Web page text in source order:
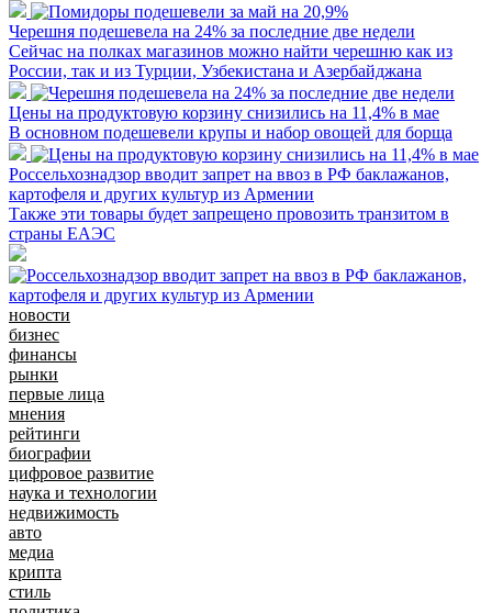
Черешня подешевела на 24% за последние две недели
Сейчас на полках магазинов можно найти черешню как из
России, так и из Турции, Узбекистана и Азербайджана
Цены на продуктовую корзину снизились на 11,4% в мае
В основном подешевели крупы и набор овощей для борща
Россельхознадзор вводит запрет на ввоз в РФ баклажанов,
картофеля и других культур из Армении
Также эти товары будет запрещено провозить транзитом в
страны ЕАЭС
новости
бизнес
финансы
рынки
первые лица
мнения
рейтинги
биографии
цифровое развитие
наука и технологии
недвижимость
авто
медиа
крипта
стиль